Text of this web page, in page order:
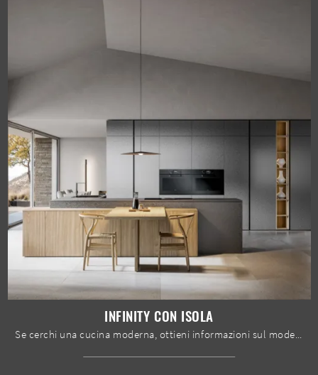
INFINITY CON ISOLA
Se cerchi una cucina moderna, ottieni informazioni sul modello Infinity con isola Home Cucine.